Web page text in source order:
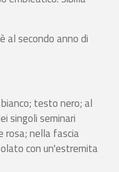
al secondo anno di
testo nero; al
singoli seminari
nella fascia
con un'estremita